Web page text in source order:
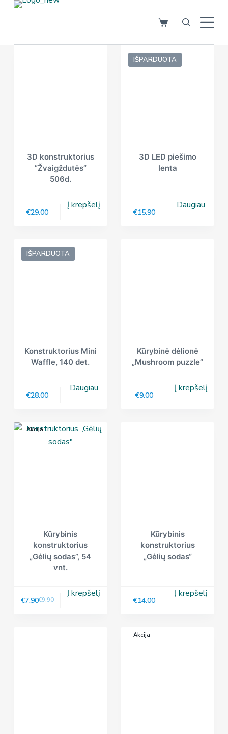
S
3D konstruktorius
”Žvaigždutės”
506d.
€29.00
Į krepšelį
IŠPARDUOTA
3D LED piešimo
lenta
€15.90
Daugiau
IŠPARDUOTA
Konstruktorius Mini
Waffle, 140 det.
€28.00
Daugiau
Kūrybinė dėlionė
„Mushroom puzzle”
€9.00
Į krepšelį
Akcija
Kūrybinis
konstruktorius
„Gėlių sodas”, 54
vnt.
€9.90
€7.90
Į krepšelį
Kūrybinis
konstruktorius
„Gėlių sodas“
€14.00
Į krepšelį
Akcija